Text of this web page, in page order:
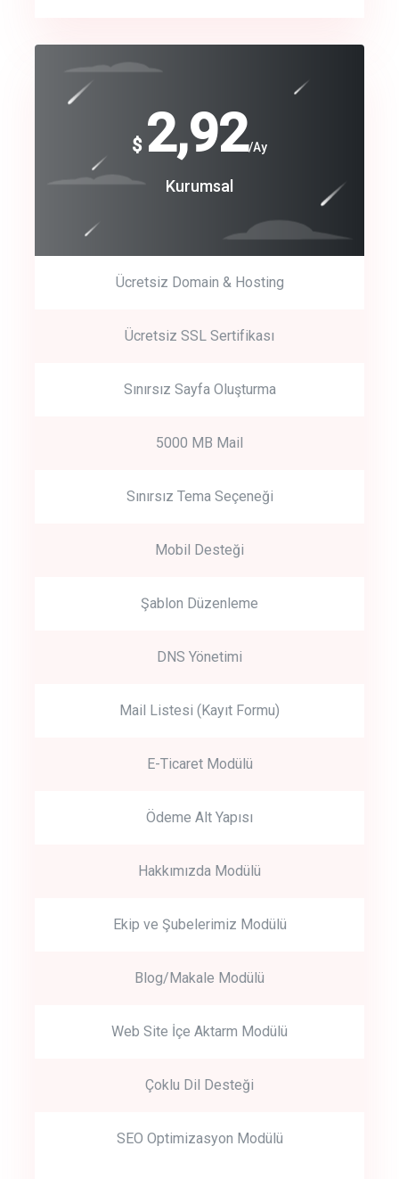
crm auto cync
track energy costs
Get Started
Start by trying our service for 30 days free trial no credit card
$ 2,92/Ay
Kurumsal
Ücretsiz Domain & Hosting
Ücretsiz SSL Sertifikası
Sınırsız Sayfa Oluşturma
5000 MB Mail
Sınırsız Tema Seçeneği
Mobil Desteği
Şablon Düzenleme
DNS Yönetimi
Mail Listesi (Kayıt Formu)
E-Ticaret Modülü
Ödeme Alt Yapısı
Hakkımızda Modülü
Ekip ve Şubelerimiz Modülü
Blog/Makale Modülü
Web Site İçe Aktarm Modülü
Çoklu Dil Desteği
SEO Optimizasyon Modülü
$
240
Coroprate